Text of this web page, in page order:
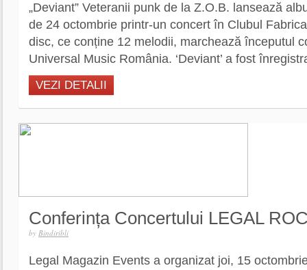
„Deviant” Veteranii punk de la Z.O.B. lansează
de 24 octombrie printr-un concert în Clubul
disc, ce conține 12 melodii, marchează începutul
Universal Music România. ‘Deviant’ a fost
VEZI DETALII
Conferința Concertului LEGAL
by Bindiribli
Legal Magazin Events a organizat joi, 15